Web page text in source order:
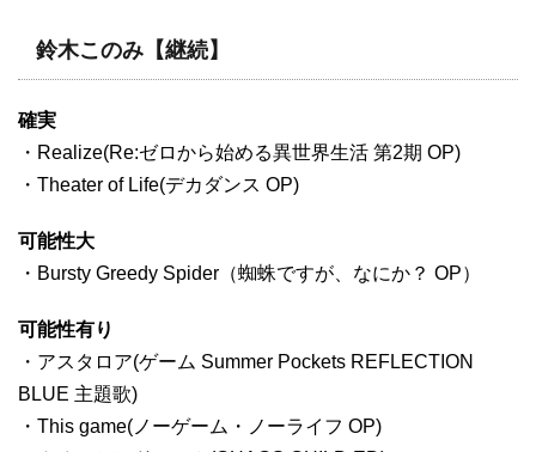
鈴木このみ【継続】
確実
・Realize(Re:ゼロから始める異世界生活 第2期 OP)
・Theater of Life(デカダンス OP)
可能性大
・Bursty Greedy Spider（蜘蛛ですが、なにか？ OP）
可能性有り
・アスタロア(ゲーム Summer Pockets REFLECTION
BLUE 主題歌)
・This game(ノーゲーム・ノーライフ OP)